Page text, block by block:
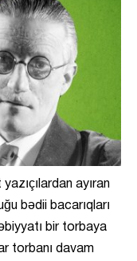
ayıran
bədii bacarıqları
bir torbaya
torbanı davam